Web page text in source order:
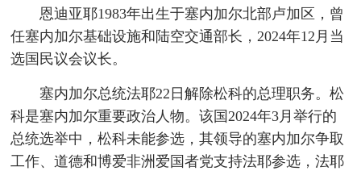
恩迪亚耶1983年出生于塞内加尔北部卢加区，曾
任塞内加尔基础设施和陆空交通部长，2024年12月当
选国民议会议长。
塞内加尔总统法耶22日解除松科的总理职务。松
科是塞内加尔重要政治人物。该国2024年3月举行的
总统选举中，松科未能参选，其领导的塞内加尔争取
工作、道德和博爱非洲爱国者党支持法耶参选，法耶